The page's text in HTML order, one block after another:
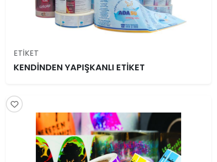
ETİKET
KENDİNDEN YAPIŞKANLI ETİKET